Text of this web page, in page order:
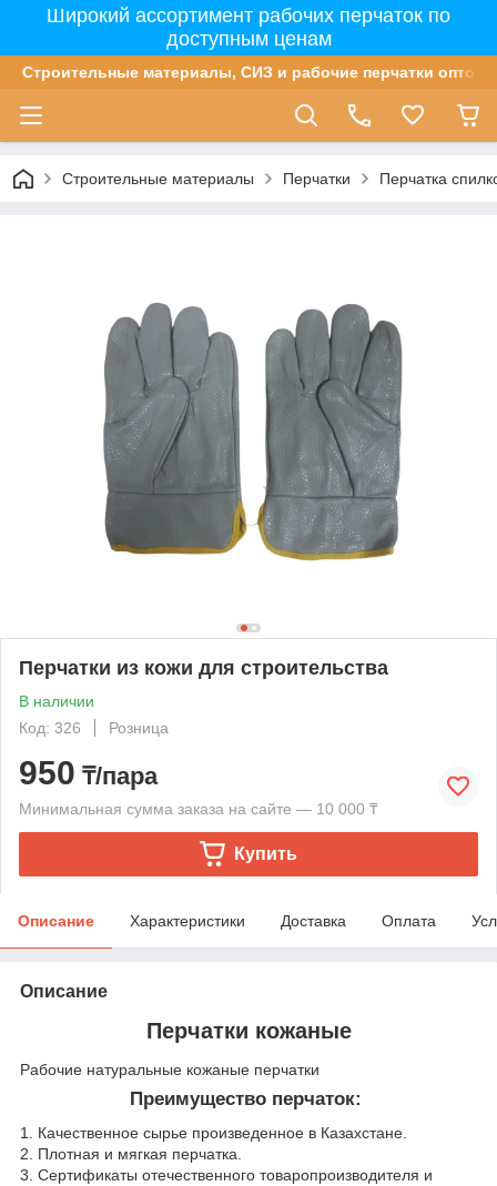
Широкий ассортимент рабочих перчаток по
доступным ценам
Строительные материалы, СИЗ и рабочие перчатки оптом
Строительные материалы Перчатки Перчатка
Перчатки из кожи для строительства
В наличии
Код: 326
Розница
950 ₸/пара
Минимальная сумма заказа на сайте — 10 000 ₸
Купить
Описание Характеристики Доставка Оплата
Описание
Перчатки кожаные
Рабочие натуральные кожаные перчатки
Преимущество перчаток:
1. Качественное сырье произведенное в Казахстане.
2. Плотная и мягкая перчатка.
3. Сертификаты отечественного товаропроизводителя и